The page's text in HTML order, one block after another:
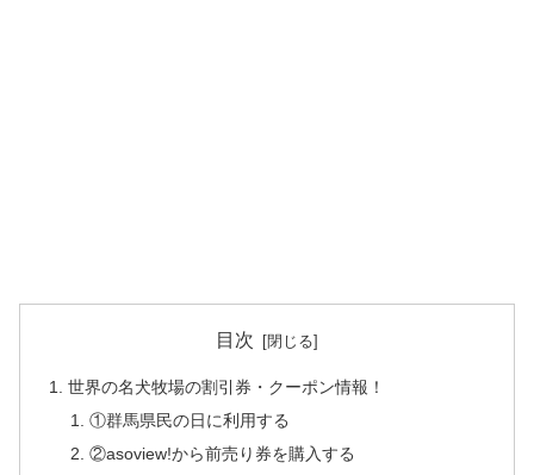
目次
世界の名犬牧場の割引券・クーポン情報！
①群馬県民の日に利用する
②asoview!から前売り券を購入する